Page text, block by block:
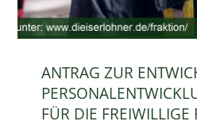
ANTRAG ZUR
FÜR DIE FREIWILLIGE